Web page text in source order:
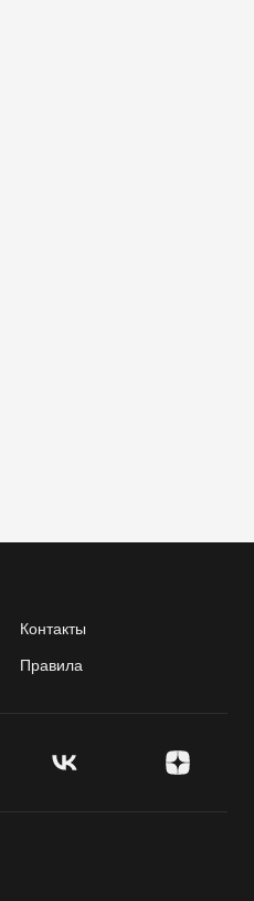
Контакты
Правила